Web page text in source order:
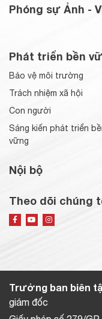
Phóng sự Ảnh -
Phát triển bền
Bảo vệ môi trường
Trách nhiệm xã hội
Con người
Sáng kiến phát triển
vững
Nội bộ
Theo dõi chúng
Trưởng ban biên
giám đốc